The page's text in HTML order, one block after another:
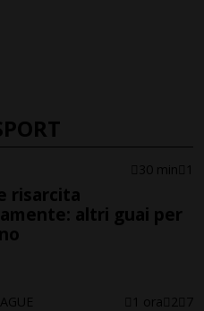
30 min 1
risarcita
altri guai per
1 ora 2 7